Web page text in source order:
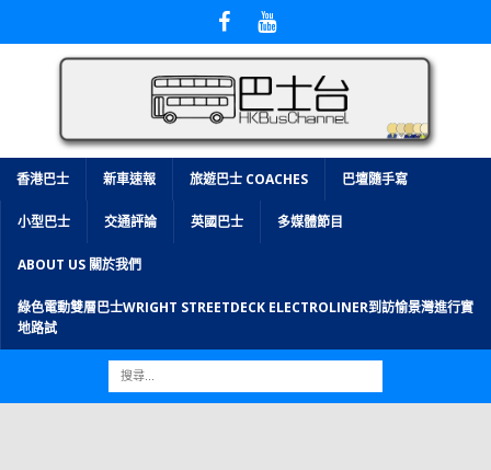
香港巴士 新車速報 旅遊巴士 COACHES 巴壇隨手寫
小型巴士 交通評論 英國巴士 多媒體節目
ABOUT US 關於我們
綠色電動雙層巴士WRIGHT STREETDECK ELECTROLINER到訪愉景灣進行實
地路試